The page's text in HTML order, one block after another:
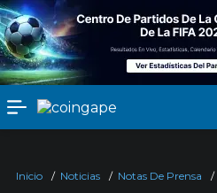
Inicio / Noticias / Notas De Prensa /